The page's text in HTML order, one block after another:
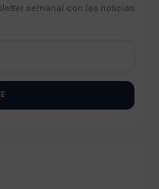
semanal con las noticias